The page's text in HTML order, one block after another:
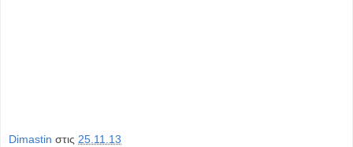
Dimastin στις 25.11.13